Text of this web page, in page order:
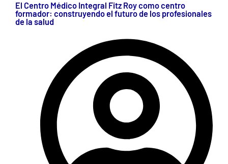
El Centro Médico Integral Fitz Roy como centro
formador: construyendo el futuro de los profesionales
de la salud